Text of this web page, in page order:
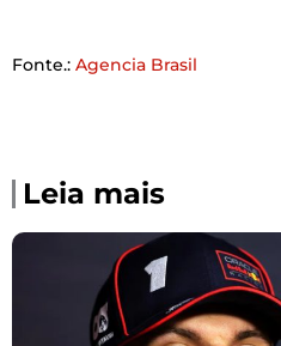
Fonte.: Agencia Brasil
Leia mais